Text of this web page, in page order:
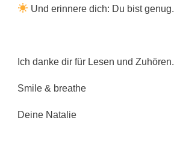
Und erinnere dich: Du bist genug.
Ich danke dir für Lesen und Zuhören.
Smile & breathe
Deine Natalie